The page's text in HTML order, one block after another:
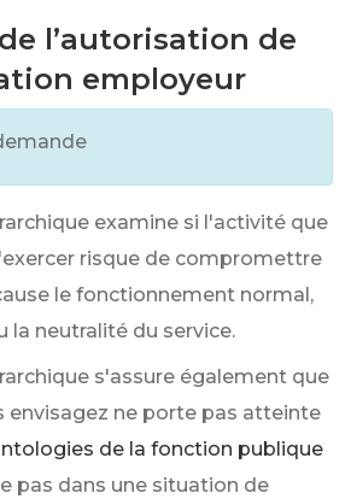
l’autorisation de
employeur
examine si l'activité que
risque de compromettre
le fonctionnement normal,
la neutralité du service.
s'assure également que
envisagez ne porte pas atteinte
de la fonction publique
pas dans une situation de